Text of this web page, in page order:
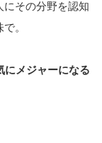
にその分野を認知
。
にメジャーになる